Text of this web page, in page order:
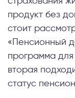
продукт без
стоит
«Пенсионный
программа
вторая
статус